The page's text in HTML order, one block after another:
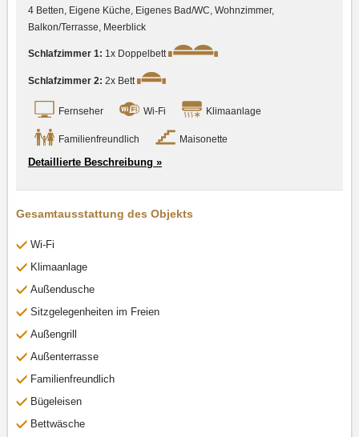
4 Betten, Eigene Küche, Eigenes Bad/WC, Wohnzimmer,
Balkon/Terrasse, Meerblick
Schlafzimmer 1: 1x Doppelbett
Schlafzimmer 2: 2x Bett
Fernseher Wi-Fi Klimaanlage
Familienfreundlich Maisonette
Detaillierte Beschreibung »
Gesamtausstattung des Objekts
Wi-Fi
Klimaanlage
Außendusche
Sitzgelegenheiten im Freien
Außengrill
Außenterrasse
Familienfreundlich
Bügeleisen
Bettwäsche